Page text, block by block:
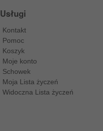
Usługi
Kontakt
Pomoc
Koszyk
Moje konto
Schowek
Moja Lista życzeń
Widoczna Lista życzeń